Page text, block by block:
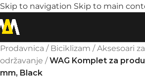
Skip to navigation Skip to main
Prodavnica / Biciklizam /Aksesoari
održavanje /WAG Komplet za
mm, Black